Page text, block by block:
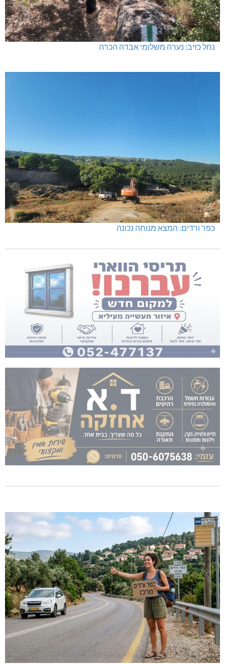
נחל כזיב: נערה משלומי אבדה הכרה
כפר ורדים: המצא מנוחה נכונה